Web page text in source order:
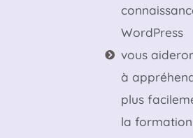
WordPress
vous
à
plus
la formation